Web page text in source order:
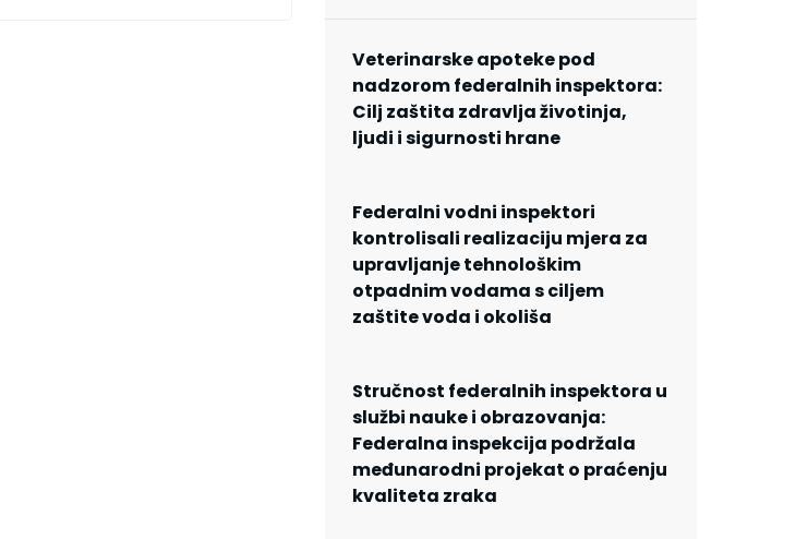
Veterinarske apoteke pod
nadzorom federalnih inspektora:
Cilj zaštita zdravlja životinja,
ljudi i sigurnosti hrane
Federalni vodni inspektori
kontrolisali realizaciju mjera za
upravljanje tehnološkim
otpadnim vodama s ciljem
zaštite voda i okoliša
Stručnost federalnih inspektora u
službi nauke i obrazovanja:
Federalna inspekcija podržala
međunarodni projekat o praćenju
kvaliteta zraka